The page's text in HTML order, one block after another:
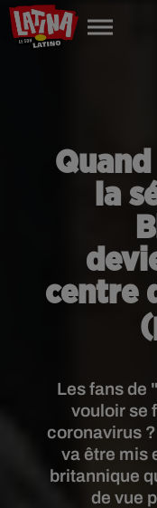
la
centre
Les fans de
vouloir se
coronavirus
va être mis
britannique
de vue